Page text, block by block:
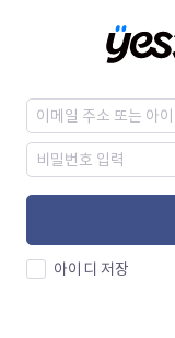
아이디 저장